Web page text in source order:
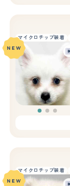
マイクロチップ装着
NEW
マイクロチップ装着
NEW